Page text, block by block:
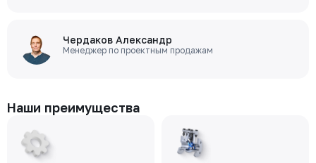
Чердаков Александр
Менеджер по проектным продажам
Наши преимущества